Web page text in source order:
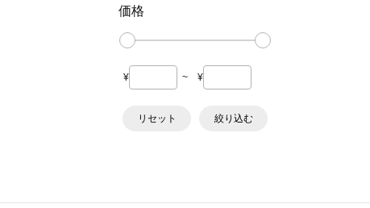
価格
¥ ~ ¥
リセット 絞り込む